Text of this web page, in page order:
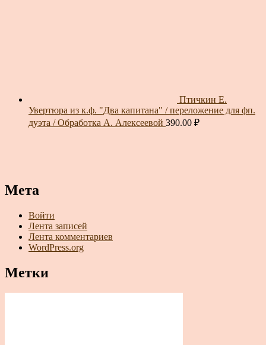
Птичкин Е.
Увертюра из к.ф. "Два капитана" / переложение для фп.
дуэта / Обработка А. Алексеевой 390.00 ₽
Мета
Войти
Лента записей
Лента комментариев
WordPress.org
Метки